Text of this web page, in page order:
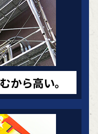
から高い。